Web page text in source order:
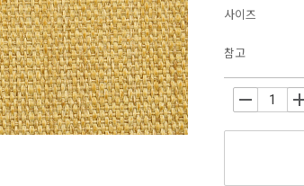
사이즈
참고
+